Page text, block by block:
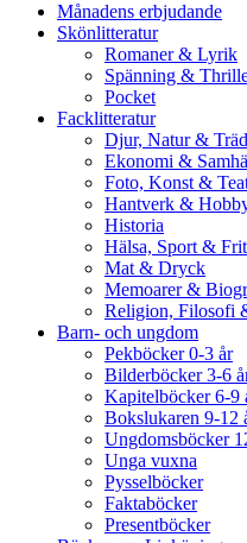
Månadens erbjudande
Skönlitteratur
Romaner & Lyrik
Spänning &
Pocket
Facklitteratur
Djur, Natur &
Ekonomi &
Foto, Konst &
Hantverk &
Historia
Hälsa, Sport &
Mat & Dryck
Memoarer &
Religion, Filosofi
Barn- och ungdom
Pekböcker 0-3 år
Bilderböcker 3-6
Kapitelböcker 6-9
Bokslukaren 9-12
Ungdomsböcker
Unga vuxna
Pysselböcker
Faktaböcker
Presentböcker